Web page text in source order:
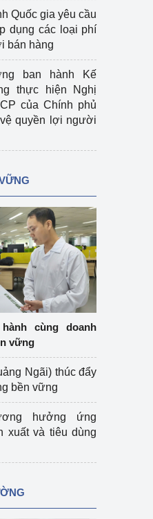
Quốc gia yêu cầu
dụng các loại phí
bán hàng
ban hành Kế
thực hiện Nghị
của Chính phủ
quyền lợi người
cùng doanh
vững
Ngãi) thúc đẩy
bền vững
hưởng ứng
xuất và tiêu dùng